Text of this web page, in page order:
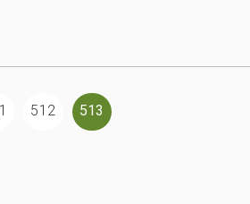
512 513